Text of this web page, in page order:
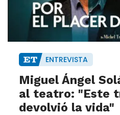
ENTREVISTA
Miguel Ángel
al teatro: "Este
devolvió la vida"